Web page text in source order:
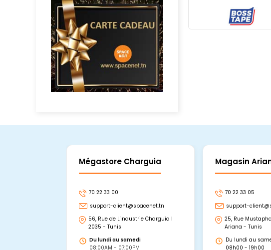
Mégastore Charguia
70 22 33 00
support-client@spacenet.tn
56, Rue de L'industrie Charguia I
2035 - Tunis
Du lundi au samedi
08:00AM - 07:00PM
Magasin
70 22 33 05
support-
25, Rue
Ariana - Tunis
Du lundi au
08h00 - 19h00